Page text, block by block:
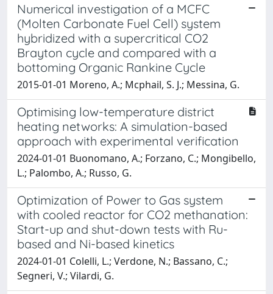
Numerical investigation of a MCFC
(Molten Carbonate Fuel Cell) system
hybridized with a supercritical CO2
Brayton cycle and compared with a
bottoming Organic Rankine Cycle
2015-01-01 Moreno, A.; Mcphail, S. J.; Messina, G.
Optimising low-temperature district
heating networks: A simulation-based
approach with experimental verification
2024-01-01 Buonomano, A.; Forzano, C.; Mongibello,
L.; Palombo, A.; Russo, G.
Optimization of Power to Gas system
with cooled reactor for CO2 methanation:
Start-up and shut-down tests with Ru-
based and Ni-based kinetics
2024-01-01 Colelli, L.; Verdone, N.; Bassano, C.;
Segneri, V.; Vilardi, G.